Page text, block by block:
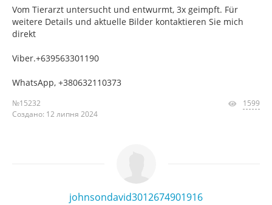
Vom Tierarzt untersucht und entwurmt, 3x geimpft. Für
weitere Details und aktuelle Bilder kontaktieren Sie mich
direkt
Viber.+639563301190
WhatsApp, +380632110373
№15232
Создано: 12 липня 2024
1599
johnsondavid3012674901916